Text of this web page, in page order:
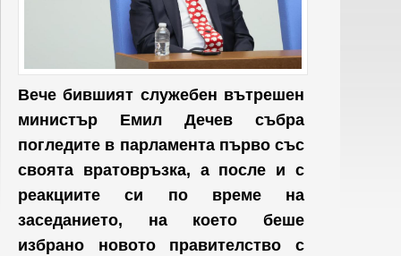
Вече бившият служебен вътрешен
министър Емил Дечев събра
погледите в парламента първо със
своята вратовръзка, а после и с
реакциите си по време на
заседанието, на което беше
избрано новото правителство с